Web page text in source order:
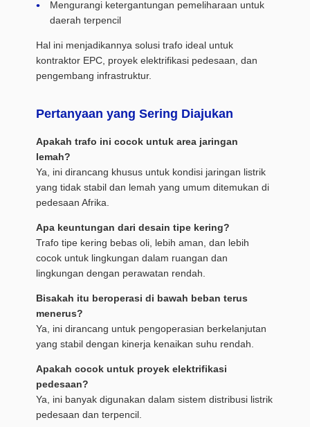
Mengurangi ketergantungan pemeliharaan untuk
daerah terpencil
Hal ini menjadikannya solusi trafo ideal untuk
kontraktor EPC, proyek elektrifikasi pedesaan, dan
pengembang infrastruktur.
Pertanyaan yang Sering Diajukan
Apakah trafo ini cocok untuk area jaringan
lemah?
Ya, ini dirancang khusus untuk kondisi jaringan listrik
yang tidak stabil dan lemah yang umum ditemukan di
pedesaan Afrika.
Apa keuntungan dari desain tipe kering?
Trafo tipe kering bebas oli, lebih aman, dan lebih
cocok untuk lingkungan dalam ruangan dan
lingkungan dengan perawatan rendah.
Bisakah itu beroperasi di bawah beban terus
menerus?
Ya, ini dirancang untuk pengoperasian berkelanjutan
yang stabil dengan kinerja kenaikan suhu rendah.
Apakah cocok untuk proyek elektrifikasi
pedesaan?
Ya, ini banyak digunakan dalam sistem distribusi listrik
pedesaan dan terpencil.